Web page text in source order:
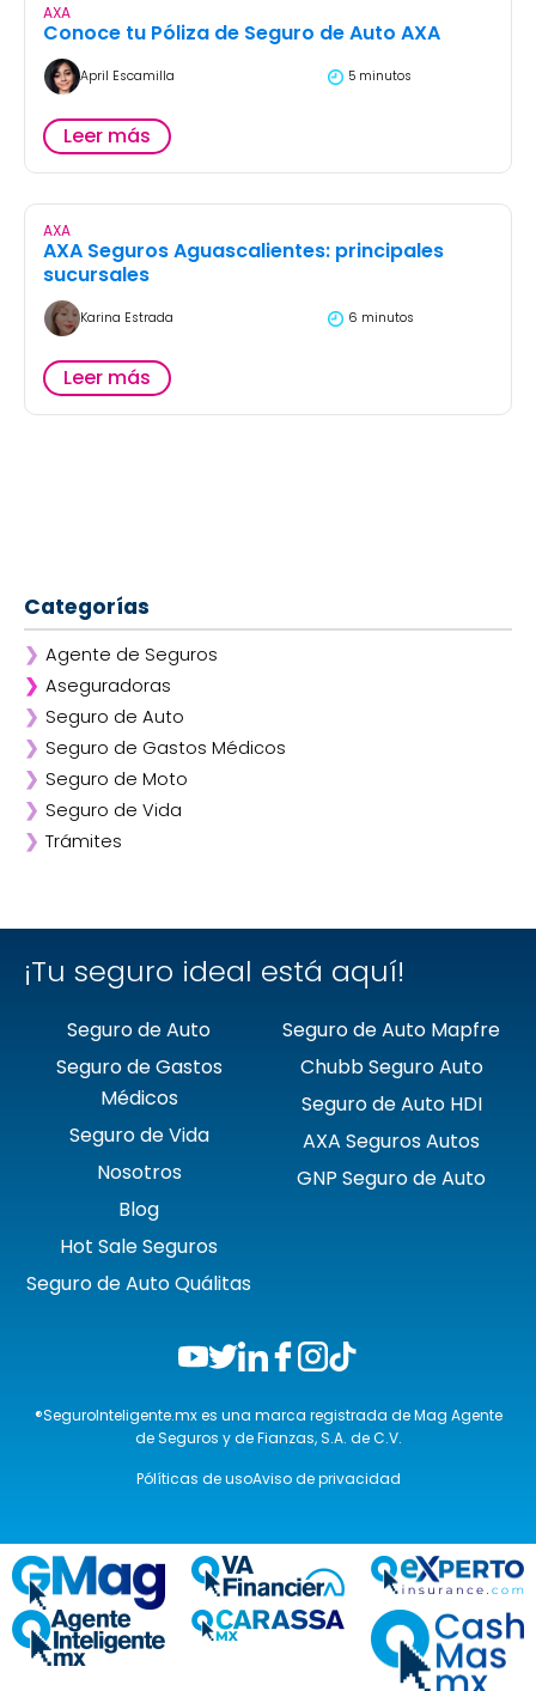
AXA
Conoce tu Póliza de Seguro de Auto AXA
April Escamilla 5 minutos
Leer más
AXA
AXA Seguros Aguascalientes: principales
sucursales
Karina Estrada 6 minutos
Leer más
Categorías
❯ Agente de Seguros
❯ Aseguradoras
❯ Afirme
❯ ANA
❯ AXA
❯ Chubb
❯ GNP
❯ Seguro de Auto
❯ Seguro de Gastos Médicos
❯ Seguro de Moto
❯ Seguro de Vida
❯ Trámites
¡Tu seguro ideal está aquí!
Seguro de Auto
Seguro de Gastos
Médicos
Seguro de Vida
Nosotros
Blog
Hot Sale Seguros
Seguro de Auto Quálitas
Seguro de Auto Mapfre
Chubb Seguro Auto
Seguro de Auto HDI
AXA Seguros Autos
GNP Seguro de Auto
®SeguroInteligente.mx es una marca registrada de Mag Agente
de Seguros y de Fianzas, S.A. de C.V.
Pólíticas de usoAviso de privacidad